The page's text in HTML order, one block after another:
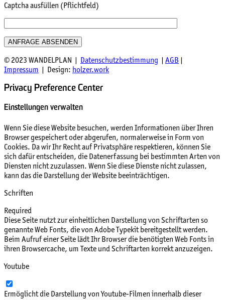
Captcha ausfüllen (Pflichtfeld)
© 2023 WANDELPLAN | Datenschutzbestimmung | AGB |
Impressum | Design: holzer.work
Privacy Preference Center
Einstellungen verwalten
Wenn Sie diese Website besuchen, werden Informationen über Ihren
Browser gespeichert oder abgerufen, normalerweise in Form von
Cookies. Da wir Ihr Recht auf Privatsphäre respektieren, können Sie
sich dafür entscheiden, die Datenerfassung bei bestimmten Arten von
Diensten nicht zuzulassen. Wenn Sie diese Dienste nicht zulassen,
kann das die Darstellung der Website beeinträchtigen.
Schriften
Required
Diese Seite nutzt zur einheitlichen Darstellung von Schriftarten so
genannte Web Fonts, die von Adobe Typekit bereitgestellt werden.
Beim Aufruf einer Seite lädt Ihr Browser die benötigten Web Fonts in
ihren Browsercache, um Texte und Schriftarten korrekt anzuzeigen.
Youtube
Ermöglicht die Darstellung von Youtube-Filmen innerhalb dieser